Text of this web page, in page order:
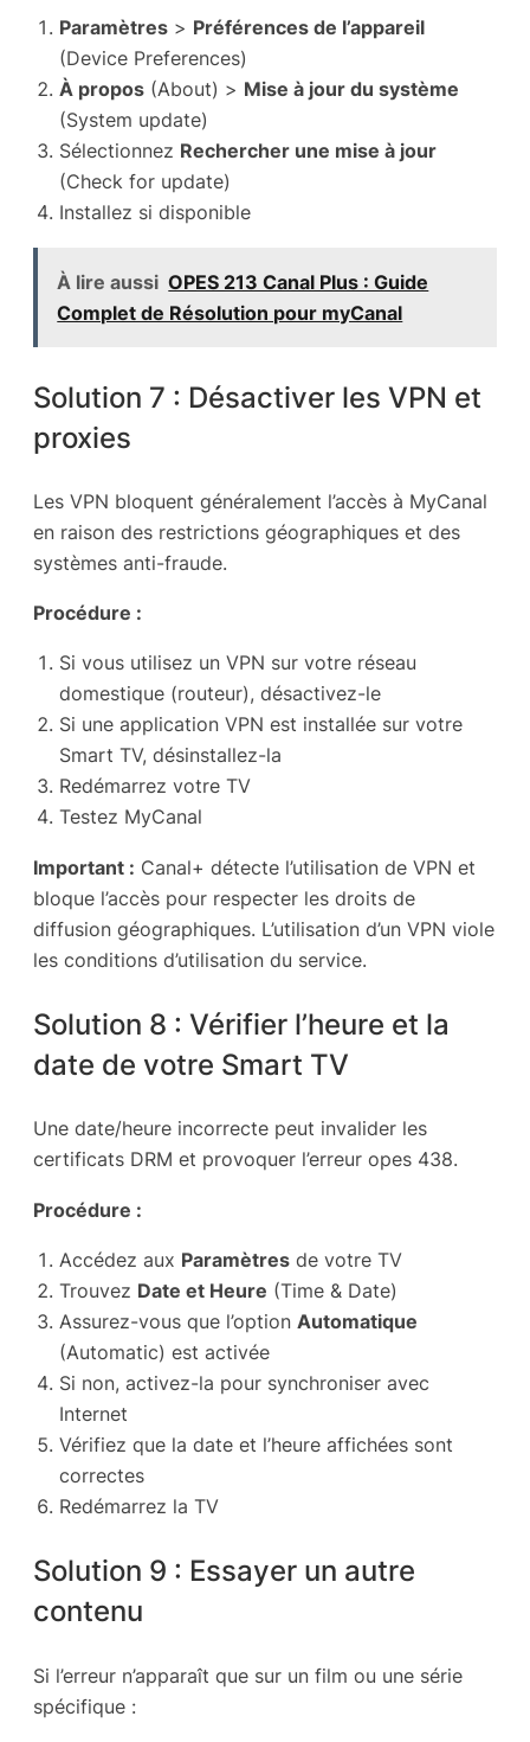
Paramètres > Préférences de l’appareil
(Device Preferences)
À propos (About) > Mise à jour du système
(System update)
Sélectionnez Rechercher une mise à jour
(Check for update)
Installez si disponible
À lire aussi OPES 213 Canal Plus : Guide
Complet de Résolution pour myCanal
Solution 7 : Désactiver les VPN et
proxies
Les VPN bloquent généralement l’accès à MyCanal
en raison des restrictions géographiques et des
systèmes anti-fraude.
Procédure :
Si vous utilisez un VPN sur votre réseau
domestique (routeur), désactivez-le
Si une application VPN est installée sur votre
Smart TV, désinstallez-la
Redémarrez votre TV
Testez MyCanal
Important : Canal+ détecte l’utilisation de VPN et
bloque l’accès pour respecter les droits de
diffusion géographiques. L’utilisation d’un VPN viole
les conditions d’utilisation du service.
Solution 8 : Vérifier l’heure et la
date de votre Smart TV
Une date/heure incorrecte peut invalider les
certificats DRM et provoquer l’erreur opes 438.
Procédure :
Accédez aux Paramètres de votre TV
Trouvez Date et Heure (Time & Date)
Assurez-vous que l’option Automatique
(Automatic) est activée
Si non, activez-la pour synchroniser avec
Internet
Vérifiez que la date et l’heure affichées sont
correctes
Redémarrez la TV
Solution 9 : Essayer un autre
contenu
Si l’erreur n’apparaît que sur un film ou une série
spécifique :